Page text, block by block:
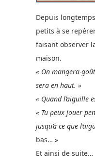
Depuis
petits à se
faisant observer
maison.
« On mangera-
sera en haut. »
« Quand l’aiguille
« Tu peux jouer
jusqu’à ce que
bas… »
Et ainsi de suite…